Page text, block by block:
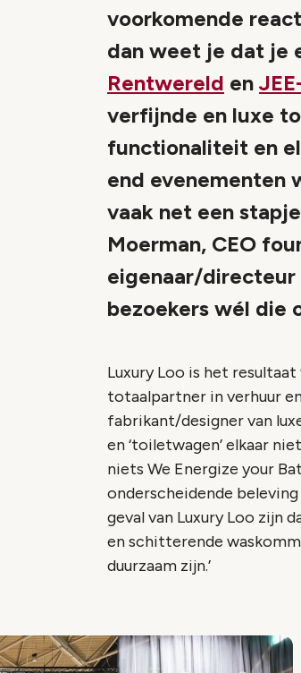
voorkomende
dan weet je dat je
Rentwereld en
verfijnde en luxe
functionaliteit en
end evenementen
vaak net een
Moerman, CEO
eigenaar/directeur
bezoekers wél die
Luxury Loo is het
totaalpartner in verhuur
fabrikant/designer van
en ‘toiletwagen’ elkaar
niets We Energize your
onderscheidende
geval van Luxury Loo zijn
en schitterende
duurzaam zijn.’